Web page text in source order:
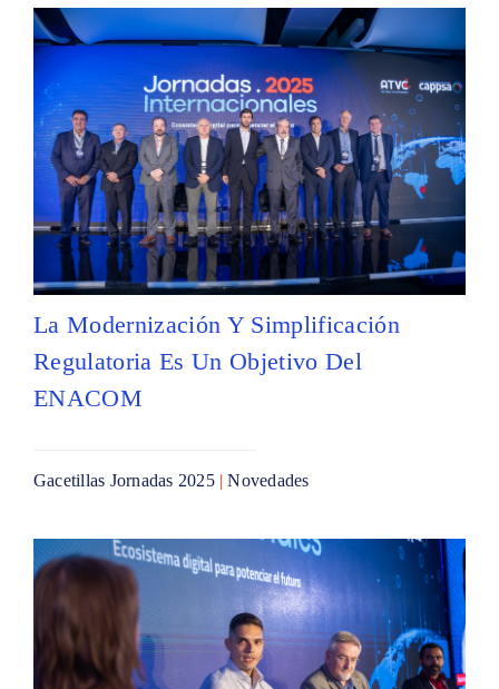
La Modernización Y Simplificación
Regulatoria Es Un Objetivo Del
ENACOM
Gacetillas Jornadas 2025|Novedades